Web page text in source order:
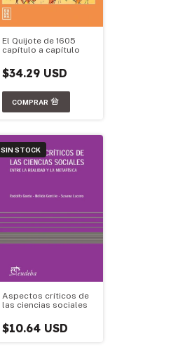
El Quijote de 1605
capítulo a capítulo
$34.29 USD
SIN STOCK
Aspectos críticos de
las ciencias sociales
$10.64 USD